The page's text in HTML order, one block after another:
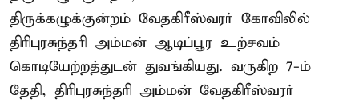
திருக்கழுக்குன்றம் வேதகிரீஸ்வரர் கோவிலில்
திரிபுரசுந்தரி அம்மன் ஆடிப்பூர உற்சவம்
கொடியேற்றத்துடன் துவங்கியது. வருகிற 7-ம்
தேதி, திரிபுரசுந்தரி அம்மன் வேதகிரீஸ்வரர்